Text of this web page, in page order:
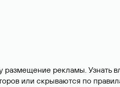
размещение рекламы. Узнать
или скрываются по